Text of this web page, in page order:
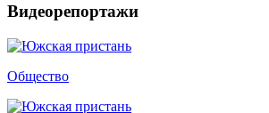
Видеорепортажи
Общество